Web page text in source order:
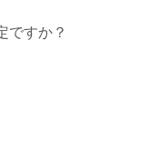
ですか？